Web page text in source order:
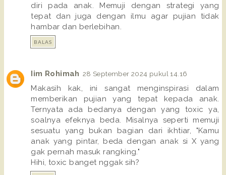
diri pada anak. Memuji dengan strategi yang
tepat dan juga dengan ilmu agar pujian tidak
hambar dan berlebihan.
BALAS
Iim Rohimah 28 September 2024 pukul 14.16
Makasih kak, ini sangat menginspirasi dalam
memberikan pujian yang tepat kepada anak.
Ternyata ada bedanya dengan yang toxic ya,
soalnya efeknya beda. Misalnya seperti memuji
sesuatu yang bukan bagian dari ikhtiar, "Kamu
anak yang pintar, beda dengan anak si X yang
gak pernah masuk rangking."
Hihi, toxic banget nggak sih?